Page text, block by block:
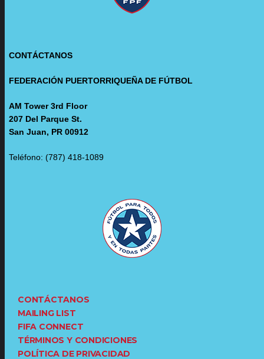
CONTÁCTANOS
FEDERACIÓN PUERTORRIQUEÑA DE FÚTBOL
AM Tower 3rd Floor
207 Del Parque St.
San Juan, PR 00912
Teléfono: (787) 418-1089
CONTÁCTANOS
MAILING LIST
FIFA CONNECT
TÉRMINOS Y CONDICIONES
POLÍTICA DE PRIVACIDAD